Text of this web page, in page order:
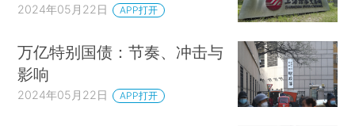
2024年05月22日 APP打开
万亿特别国债：节奏、冲击与
影响
2024年05月22日 APP打开